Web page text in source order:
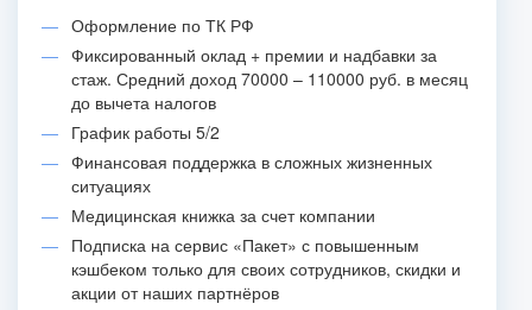
Оформление по ТК РФ
Фиксированный оклад + премии и надбавки за
стаж. Средний доход 70000 – 110000 руб. в месяц
до вычета налогов
График работы 5/2
Финансовая поддержка в сложных жизненных
ситуациях
Медицинская книжка за счет компании
Подписка на сервис «Пакет» с повышенным
кэшбеком только для своих сотрудников, скидки и
акции от наших партнёров